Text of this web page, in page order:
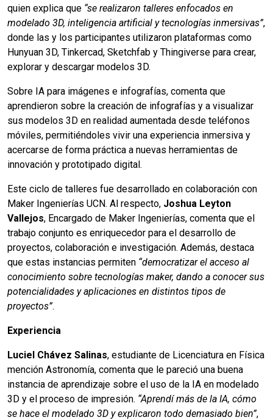
quien explica que “se realizaron talleres enfocados en
modelado 3D, inteligencia artificial y tecnologías inmersivas”,
donde las y los participantes utilizaron plataformas como
Hunyuan 3D, Tinkercad, Sketchfab y Thingiverse para crear,
explorar y descargar modelos 3D.
Sobre IA para imágenes e infografías, comenta que
aprendieron sobre la creación de infografías y a visualizar
sus modelos 3D en realidad aumentada desde teléfonos
móviles, permitiéndoles vivir una experiencia inmersiva y
acercarse de forma práctica a nuevas herramientas de
innovación y prototipado digital.
Este ciclo de talleres fue desarrollado en colaboración con
Maker Ingenierías UCN. Al respecto, Joshua Leyton
Vallejos, Encargado de Maker Ingenierías, comenta que el
trabajo conjunto es enriquecedor para el desarrollo de
proyectos, colaboración e investigación. Además, destaca
que estas instancias permiten “democratizar el acceso al
conocimiento sobre tecnologías maker, dando a conocer sus
potencialidades y aplicaciones en distintos tipos de
proyectos”.
Experiencia
Luciel Chávez Salinas, estudiante de Licenciatura en Física
mención Astronomía, comenta que le pareció una buena
instancia de aprendizaje sobre el uso de la IA en modelado
3D y el proceso de impresión. “Aprendí más de la IA, cómo
se hace el modelado 3D y explicaron todo demasiado bien”,